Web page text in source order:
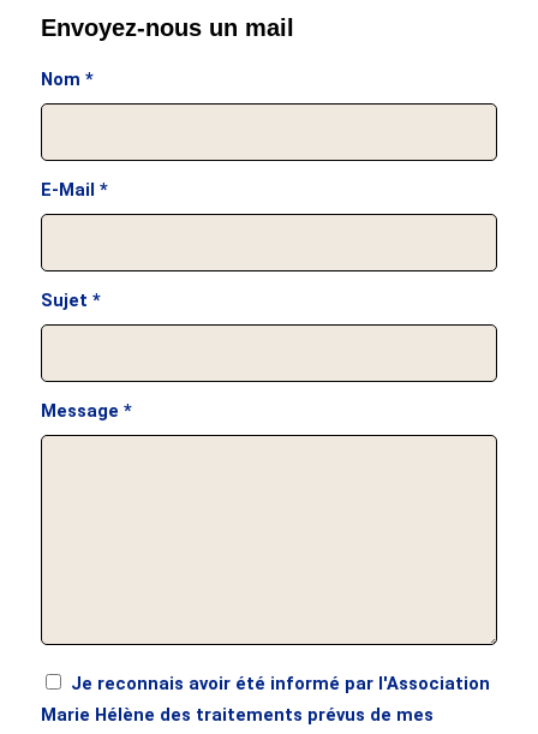
Envoyez-nous un mail
Nom *
E-Mail *
Sujet *
Message *
Je reconnais avoir été informé par l'Association
Marie Hélène des traitements prévus de mes